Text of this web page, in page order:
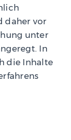
daher vor
unter
In
die Inhalte